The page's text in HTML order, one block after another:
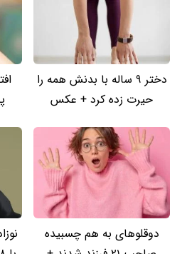
دختر 9 ساله با بدنش همه را
حیرت زده کرد + عکس
دوقلوهای به هم چسبیده